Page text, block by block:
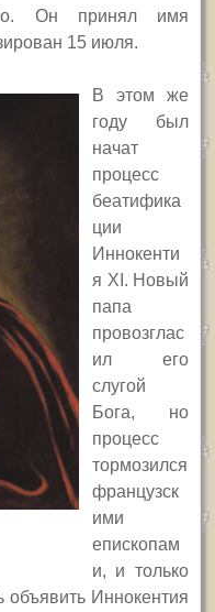
Он принял имя
15 июля.
В этом же
году был
начат
процесс
беатифика
ции
Иннокенти
я XI. Новый
папа
провозглас
ил его
слугой
Бога, но
процесс
тормозился
французск
ими
епископам
и, и только
объявить Иннокентия